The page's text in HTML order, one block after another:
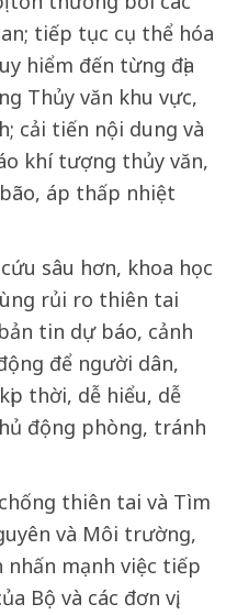
tiếp tục cụ thể hóa
hiểm đến từng địa
Thủy văn khu vực,
cải tiến nội dung và
khí tượng thủy văn,
áp thấp nhiệt
sâu hơn, khoa học
rủi ro thiên tai
tin dự báo, cảnh
để người dân,
thời, dễ hiểu, dễ
động phòng, tránh
thiên tai và Tìm
và Môi trường,
mạnh việc tiếp
Bộ và các đơn vị,